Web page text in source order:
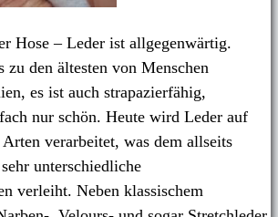
Hose – Leder ist allgegenwärtig.
zu den ältesten von Menschen
es ist auch strapazierfähig,
nur schön. Heute wird Leder auf
verarbeitet, was dem allseits
unterschiedliche
verleiht. Neben klassischem